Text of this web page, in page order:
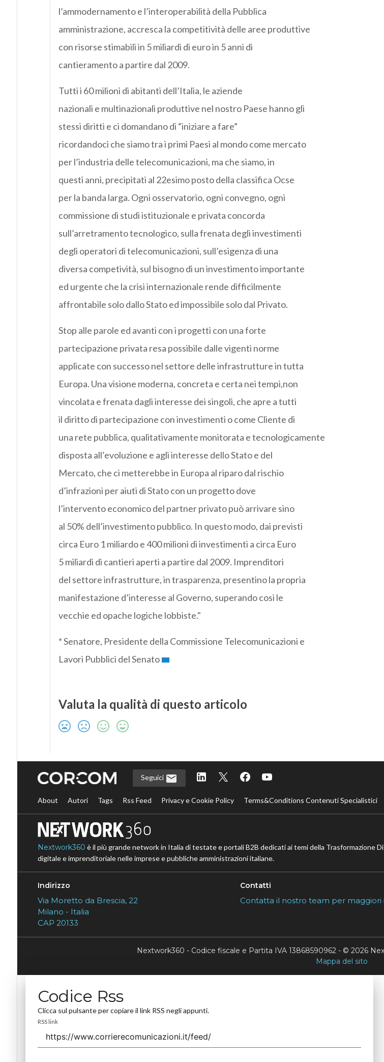
l’ammodernamento e l’interoperabilità della Pubblica
amministrazione, accresca la competitività delle aree produttive
con risorse stimabili in 5 miliardi di euro in 5 anni di
cantieramento a partire dal 2009.
Tutti i 60 milioni di abitanti dell’Italia, le aziende
nazionali e multinazionali produttive nel nostro Paese hanno gli
stessi diritti e ci domandano di “iniziare a fare”
ricordandoci che siamo tra i primi Paesi al mondo come mercato
per l’industria delle telecomunicazioni, ma che siamo, in
questi anni, precipitati al 22esimo posto della classifica Ocse
per la banda larga. Ogni osservatorio, ogni convegno, ogni
commissione di studi istituzionale e privata concorda
sull’arretramento tecnologico, sulla frenata degli investimenti
degli operatori di telecomunicazioni, sull’esigenza di una
diversa competività, sul bisogno di un investimento importante
ed urgente che la crisi internazionale rende difficilmente
affrontabile solo dallo Stato ed impossibile solo dal Privato.
Stop alle parole ed avanti con i progetti con una forte
partecipazione privata resa possibile dalle vigenti norme
applicate con successo nel settore delle infrastrutture in tutta
Europa. Una visione moderna, concreta e certa nei tempi,non
vincolata e frenata dagli interesse dei singoli, che apre a tutti
il diritto di partecipazione con investimenti o come Cliente di
una rete pubblica, qualitativamente monitorata e tecnologicamente
disposta all’evoluzione e agli interesse dello Stato e del
Mercato, che ci metterebbe in Europa al riparo dal rischio
d’infrazioni per aiuti di Stato con un progetto dove
l’intervento economico del partner privato può arrivare sino
al 50% dell’investimento pubblico. In questo modo, dai previsti
circa Euro 1 miliardo e 400 milioni di investimenti a circa Euro
5 miliardi di cantieri aperti a partire dal 2009. Imprenditori
del settore infrastrutture, in trasparenza, presentino la propria
manifestazione d’interesse al Governo, superando così le
vecchie ed opache logiche lobbiste."
* Senatore, Presidente della Commissione Telecomunicazioni e
Lavori Pubblici del Senato
Valuta la qualità di questo articolo
Seguici
About Autori Tags Rss Feed Privacy e Cookie Policy Terms&Conditions Contenuti Specialistici
Nextwork360 è il più grande network in Italia di testate e portali B2B dedicati ai temi della Trasformazione
digitale e imprenditoriale nelle imprese e pubbliche amministrazioni italiane.
Indirizzo
Via Moretto da Brescia, 22
Milano - Italia
CAP 20133
Contatti
Contatta il nostro team per maggiori
Nextwork360 - Codice fiscale e Partita IVA 13868590962 - © 2026
Mappa del sito
Codice Rss
Clicca sul pulsante per copiare il link RSS negli appunti.
RSS link